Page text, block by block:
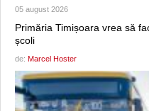
05 august 2026
Primăria Timișoara vrea să
școli
de: Marcel Hoster